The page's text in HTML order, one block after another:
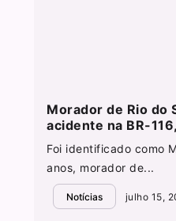
Morador de Rio do
acidente na BR-
Foi identificado como
anos, morador de...
Notícias julho 15,